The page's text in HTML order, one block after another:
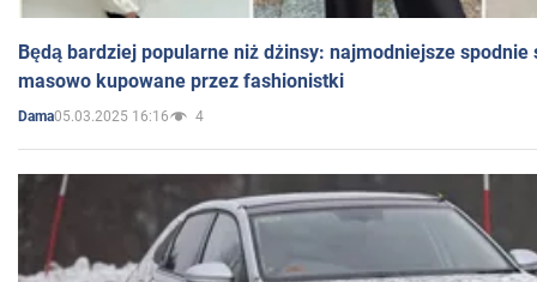
Będą bardziej popularne niż dżinsy: najmodniejsze spodnie
masowo kupowane przez fashionistki
Dama05.03.2025 16:16 4